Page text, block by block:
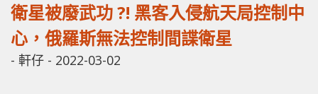
衛星被廢武功 ?! 黑客入侵航天局控制中
心，俄羅斯無法控制間諜衛星
- 軒仔 - 2022-03-02